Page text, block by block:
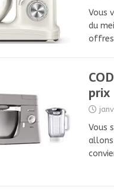
Vous
du
offres
prix
Vous